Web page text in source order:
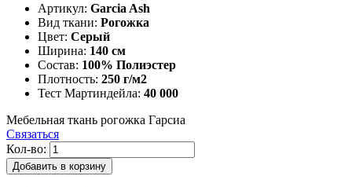
Артикул: Garcia Ash
Вид ткани: Рогожка
Цвет: Серый
Ширина: 140 см
Состав: 100% Полиэстер
Плотность: 250 г/м2
Тест Мартиндейла: 40 000
Мебельная ткань рогожка Гарсиа
Связаться
Кол-во:
Добавить в корзину